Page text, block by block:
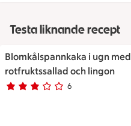
Testa liknande recept
Blomkålspannkaka i ugn med
rotfruktssallad och lingon
Betyg 3 av 5.
6
6 personer har röstat